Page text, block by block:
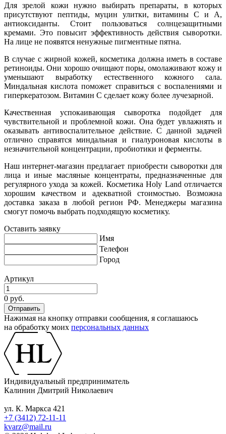
Для зрелой кожи нужно выбирать препараты, в которых
присутствуют пептиды, муцин улитки, витамины С и А,
антиоксиданты. Стоит пользоваться солнцезащитными
кремами. Это повысит эффективность действия сыворотки.
На лице не появятся ненужные пигментные пятна.
В случае с жирной кожей, косметика должна иметь в составе
ретиноиды. Они хорошо очищают поры, омолаживают кожу и
уменьшают выработку естественного кожного сала.
Миндальная кислота поможет справиться с воспалениями и
гиперкератозом. Витамин С сделает кожу более лучезарной.
Качественная успокаивающая сыворотка подойдет для
чувствительной и проблемной кожи. Она будет увлажнять и
оказывать антивоспалительное действие. С данной задачей
отлично справятся миндальная и гиалуроновая кислоты в
незначительной концентрации, пробиотики и ферменты.
Наш интернет-магазин предлагает приобрести сыворотки для
лица и иные масляные концентраты, предназначенные для
регулярного ухода за кожей. Косметика Holy Land отличается
хорошим качеством и адекватной стоимостью. Возможна
доставка заказа в любой регион РФ. Менеджеры магазина
смогут помочь выбрать подходящую косметику.
Оставить заявку
Имя
Телефон
Город
Артикул
0 руб.
Нажимая на кнопку отправки сообщения, я соглашаюсь
на обработку моих персональных данных
Индивидуальный предприниматель
Калинин Дмитрий Николаевич
ул. К. Маркса 421
+7 (3412) 72-11-11
kvarz@mail.ru